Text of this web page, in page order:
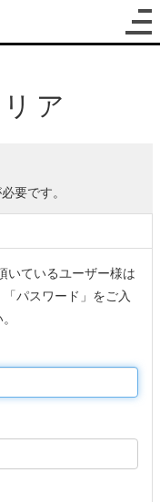
ア
要です。
いているユーザー様は
パスワード」をご入